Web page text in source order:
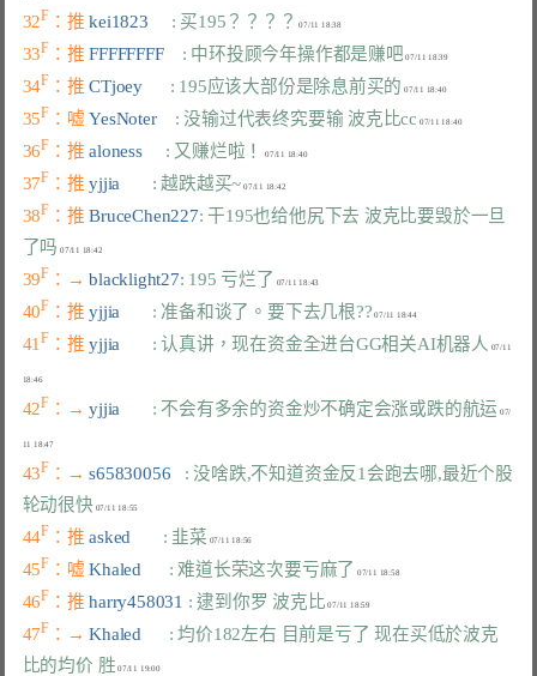
32F ：推 kei1823 : 买195？？？？ 07/11 18:38
33F ：推 FFFFFFFF : 中环投顾今年操作都是赚吧
34F ：推 CTjoey : 195应该大部份是除息前买的 07/11 18:40
35F ：嘘 YesNoter : 没输过代表终究要输 波克比cc 07/11 18:40
36F ：推 aloness : 又赚烂啦！ 07/11 18:40
37F ：推 yjjia : 越跌越买~
38F ：推 BruceChen227: 干195也给他尻下去 波克比要毁於一旦
了吗
39F ：→ blacklight27: 195 亏烂了
40F ：推 yjjia : 准备和谈了。要下去几根?? 07/11 18:44
41F ：推 yjjia : 认真讲，现在资金全进台GG相关AI机器人 07/11
18:46
42F ：→ yjjia : 不会有多余的资金炒不确定会涨或跌的航运 07/
11 18:47
43F ：→ s65830056 : 没啥跌,不知道资金反1会跑去哪,最近个股
轮动很快
44F ：推 asked : 韭菜
45F ：嘘 Khaled : 难道长荣这次要亏麻了 07/11 18:58
46F ：推 harry458031 : 逮到你罗 波克比 07/11 18:59
47F ：→ Khaled : 均价182左右 目前是亏了 现在买低於波克
比的均价 胜
07/11 19:00